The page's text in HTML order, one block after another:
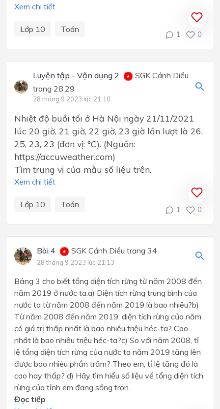
Xem chi tiết
Lớp 10 Toán
1 0
Luyện tập - Vận dụng 2
SGK Cánh Diều
trang 28,29
28 tháng 9 2023 lúc 21:10
Nhiệt độ buổi tối ở Hà Nội ngày 21/11/2021
lúc 20 giờ, 21 giờ, 22 giờ, 23 giờ lần lượt là 26,
25, 23, 23 (đơn vị: °C). (Nguồn:
https://accuweather.com)
Tìm trung vị của mẫu số liệu trên.
Xem chi tiết
Lớp 10 Toán
1 0
Bài 4 SGK Cánh Diều trang 34
28 tháng 9 2023 lúc 21:13
Bảng 3 cho biết tổng diện tích rừng từ năm 2008 đến
năm 2019 ở nước ta.a) Diện tích rừng trung bình của
nước ta từ năm 2008 đến năm 2019 là bao nhiêu?b)
Từ năm 2008 đến năm 2019, diện tích rừng của năm
có giá trị thấp nhất là bao nhiều triệu héc-ta? Cao
nhất là bao nhiêu triệu héc-ta?c) So với năm 2008, tỉ
lệ tổng diện tích rừng của nước ta năm 2019 tăng lên
được bao nhiêu phần trăm? Theo em, tỉ lệ tăng đó là
cao hay thấp? d) Hãy tìm hiểu số liệu về tổng diện tích
rừng của tỉnh em đang sống tron...
Đọc tiếp